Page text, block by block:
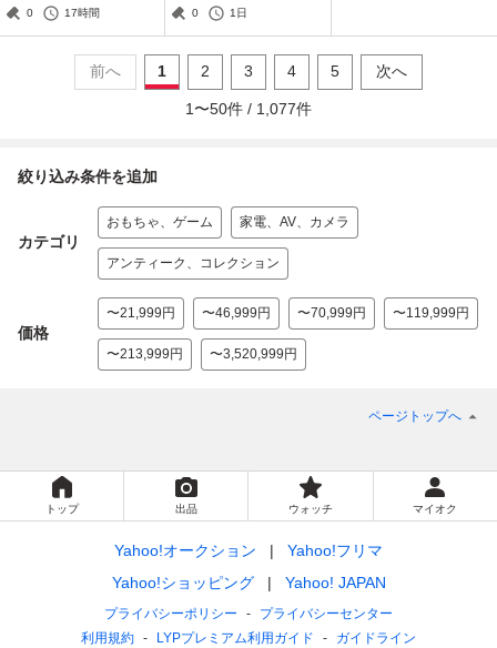
KOR Z DX 16-50mm f/3.5-
0
17時間
付
0
1日
前へ 1 2 3 4 5 次へ
1 〜50件 / 1,077件
絞り込み条件を追加
カテゴリ
おもちゃ、ゲーム 家電、AV、カメラ
アンティーク、コレクション
価格
〜21,999円 〜46,999円 〜70,999円 〜119,999円
〜213,999円 〜3,520,999円
ページトップへ
トップ 出品 ウォッチ マイオク
Yahoo!オークション
Yahoo!フリマ
Yahoo!ショッピング
Yahoo! JAPAN
プライバシーポリシー
プライバシーセンター
利用規約
LYPプレミアム利用ガイド ガイドライン